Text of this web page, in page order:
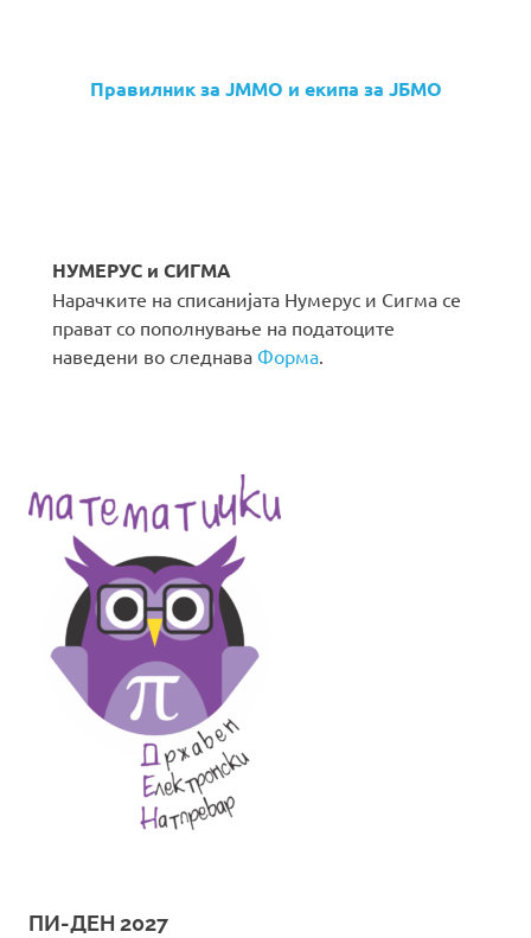
Правилник за ЈММО и екипа за ЈБМО
НУМЕРУС и СИГМА
Нарачките на списанијата Нумерус и Сигма се
прават со пополнување на податоците
наведени во следнава Форма.
ПИ-ДЕН 2027